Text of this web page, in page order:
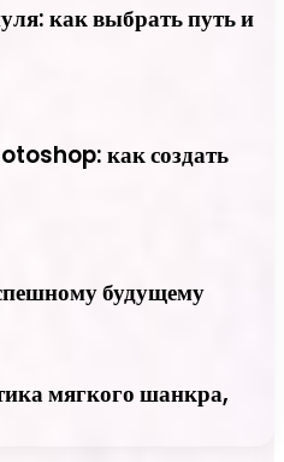
как выбрать путь и
как создать
будущему
мягкого шанкра,